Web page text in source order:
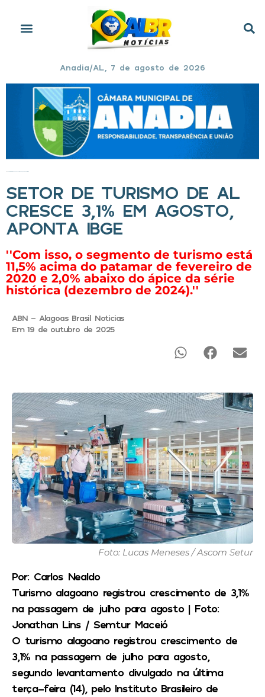
Anadia/AL, 7 de agosto de 2026
SETOR DE TURISMO DE AL
CRESCE 3,1% EM AGOSTO,
APONTA IBGE
''Com isso, o segmento de turismo está
11,5% acima do patamar de fevereiro de
2020 e 2,0% abaixo do ápice da série
histórica (dezembro de 2024).''
ABN - Alagoas Brasil Noticias
Em 19 de outubro de 2025
Foto: Lucas Meneses / Ascom Setur
Por: Carlos Nealdo
Turismo alagoano registrou crescimento de 3,1%
na passagem de julho para agosto | Foto:
Jonathan Lins / Semtur Maceió
O turismo alagoano registrou crescimento de
3,1% na passagem de julho para agosto,
segundo levantamento divulgado na última
terça-feira (14), pelo Instituto Brasileiro de